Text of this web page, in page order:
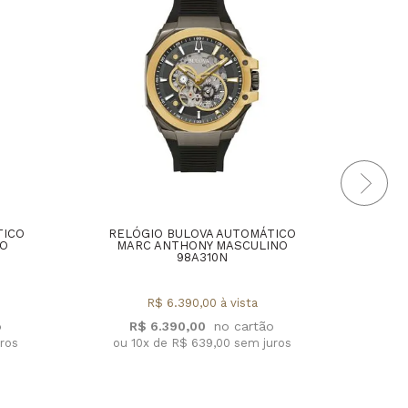
RELÓGIO BULOVA AUTOMÁTICO
MARC ANTHONY MASCULINO
98A310N
R$ 6.390,00
R$ 6.390,00 à vista
ou 10x de R$ 639,00 sem juros